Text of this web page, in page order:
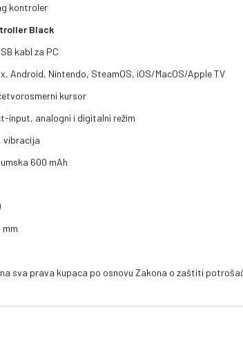
kontroler
Black
kabl za PC
Android, Nintendo, SteamOS, iOS/MacOS/Apple TV
kursor
input, analogni i digitalni režim
vibracija
600 mAh
mm
sva prava kupaca po osnovu Zakona o zaštiti